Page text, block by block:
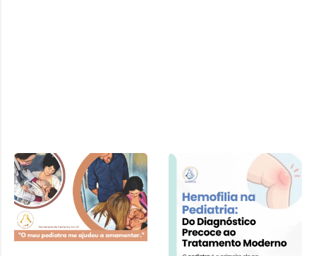
Cartilha SPDF –
Pediatra e
Amamentação